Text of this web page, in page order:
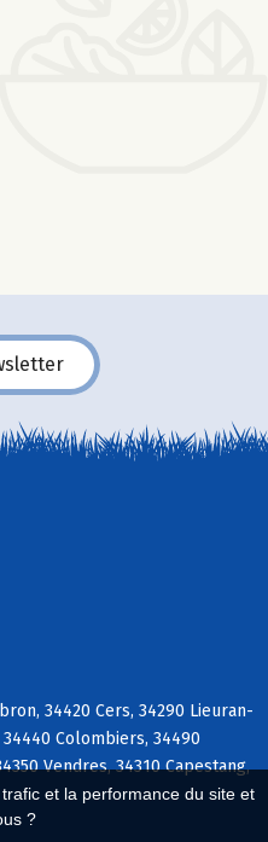
et la performance du site et
?
34420 Cers, 34290 Lieuran-
Colombiers, 34490
Vendres, 34310 Capestang,